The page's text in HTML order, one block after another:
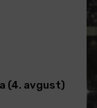
(4. avgust)